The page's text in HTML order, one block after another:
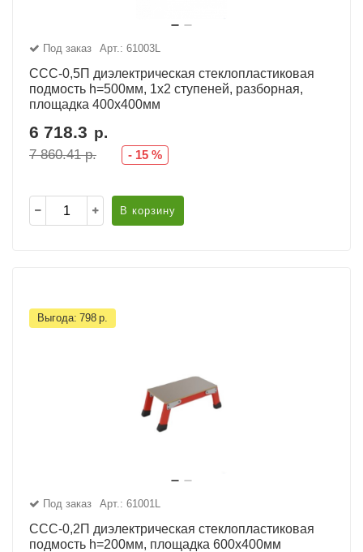
Под заказ Арт.: 61003L
ССС-0,5П диэлектрическая стеклопластиковая
подмость h=500мм, 1х2 ступеней, разборная,
площадка 400х400мм
6 718.3 р.
7 860.41р. - 15 %
В корзину
Выгода: 798 р.
Под заказ Арт.: 61001L
ССС-0,2П диэлектрическая стеклопластиковая
подмость h=200мм, площадка 600х400мм